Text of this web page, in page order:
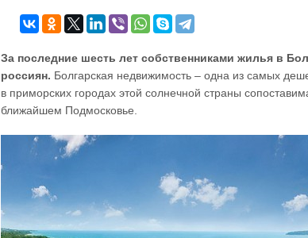
За последние шесть лет собственниками жилья в
россиян. Болгарская недвижимость – одна из самых
в приморских городах этой солнечной страны
ближайшем Подмосковье.